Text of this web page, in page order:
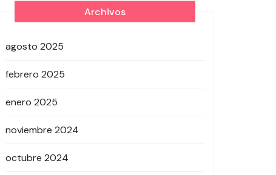
Archivos
agosto 2025
febrero 2025
enero 2025
noviembre 2024
octubre 2024